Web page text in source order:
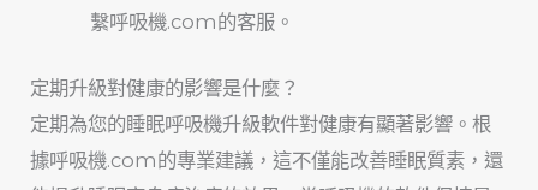
繫呼吸機.com的客服。
定期升級對健康的影響是什麼？
定期為您的睡眠呼吸機升級軟件對健康有顯著影響。根
據呼吸機.com的專業建議，這不僅能改善睡眠質素，還